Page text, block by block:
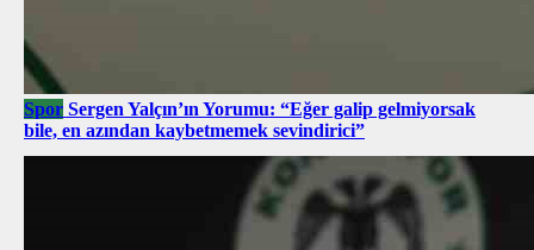
Spor Sergen Yalçın’ın Yorumu: “Eğer galip gelmiyorsak
bile, en azından kaybetmemek sevindirici”